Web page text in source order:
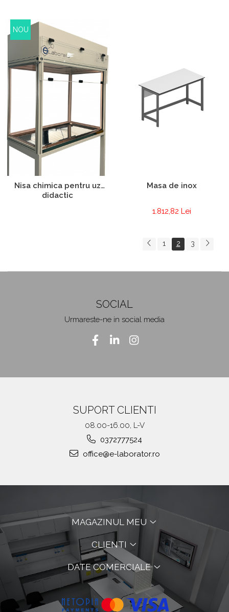
NOU
Nisa chimica pentru uz
didactic
Masa de inox
1.812,82 Lei
1 2 3
SOCIAL
Urmareste-ne in social media
SUPORT CLIENTI
08.00-16.00, L-V
0372777524
office@e-laborator.ro
MAGAZINUL MEU
CLIENTI
DATE COMERCIALE